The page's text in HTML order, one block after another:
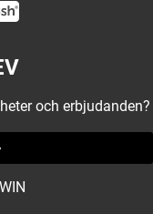
och erbjudanden?